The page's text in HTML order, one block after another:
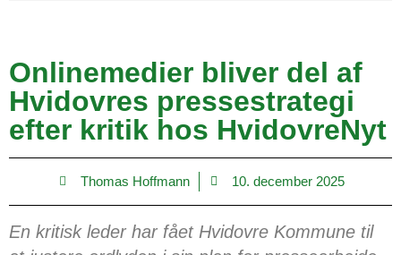
Onlinemedier bliver del af
Hvidovres pressestrategi
efter kritik hos HvidovreNyt
Thomas Hoffmann 10. december 2025
En kritisk leder har fået Hvidovre Kommune til